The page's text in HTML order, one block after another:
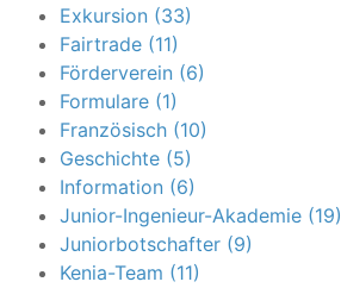
Exkursion (33)
Fairtrade (11)
Förderverein (6)
Formulare (1)
Französisch (10)
Geschichte (5)
Information (6)
Junior-Ingenieur-Akademie (19)
Juniorbotschafter (9)
Kenia-Team (11)